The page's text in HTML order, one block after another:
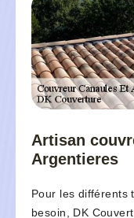
Artisan
Argentieres
Pour les différents
besoin, DK